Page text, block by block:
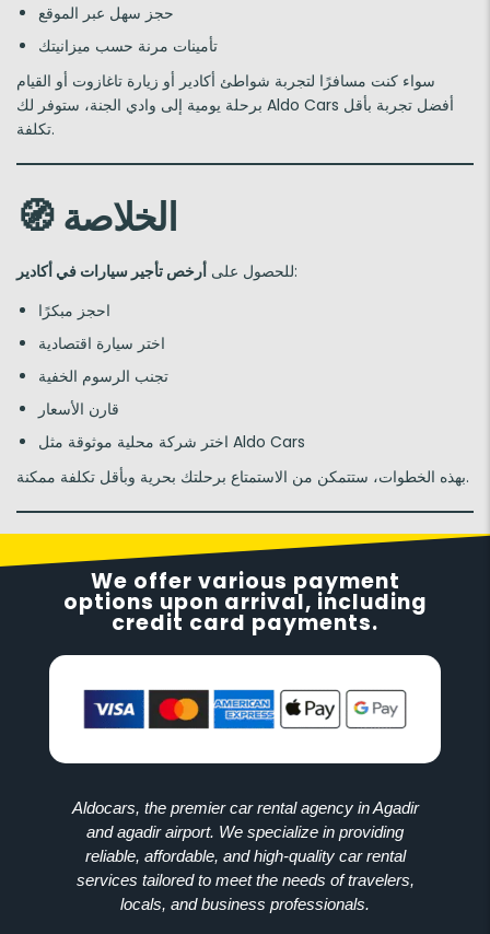
حجز سهل عبر الموقع
تأمينات مرنة حسب ميزانيتك
سواء كنت مسافرًا لتجربة شواطئ أكادير أو زيارة تاغازوت أو القيام
برحلة يومية إلى وادي الجنة، ستوفر لك Aldo Cars أفضل تجربة بأقل
تكلفة.
🧭 الخلاصة
للحصول على أرخص تأجير سيارات في أكادير
:
احجز مبكرًا
اختر سيارة اقتصادية
تجنب الرسوم الخفية
قارن الأسعار
اختر شركة محلية موثوقة مثل Aldo Cars
بهذه الخطوات، ستتمكن من الاستمتاع برحلتك بحرية وبأقل تكلفة ممكنة.
We offer various payment
options upon arrival, including
credit card payments.
Aldocars, the premier car rental agency in Agadir
and agadir airport. We specialize in providing
reliable, affordable, and high-quality car rental
services tailored to meet the needs of travelers,
locals, and business professionals.